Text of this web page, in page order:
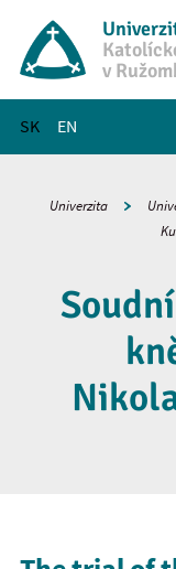
v
SK EN
Hlavné menu
Univerzita